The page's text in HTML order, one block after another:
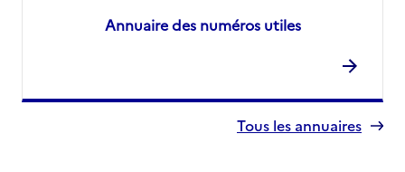
Annuaire des numéros utiles
Tous les annuaires